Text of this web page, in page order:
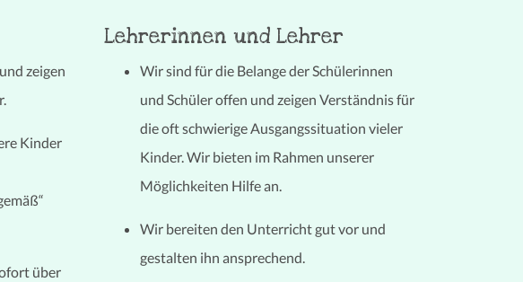
zeigen
Kinder
über
Lehrerinnen und Lehrer
Wir sind für die Belange der Schülerinnen
und Schüler offen und zeigen Verständnis für
die oft schwierige Ausgangssituation vieler
Kinder. Wir bieten im Rahmen unserer
Möglichkeiten Hilfe an.
Wir bereiten den Unterricht gut vor und
gestalten ihn ansprechend.